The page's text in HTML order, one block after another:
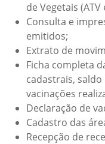
de Vegetais (ATV
Consulta e
emitidos;
Extrato de
Ficha completa
cadastrais,
vacinações
Declaração de
Cadastro das
Recepção de